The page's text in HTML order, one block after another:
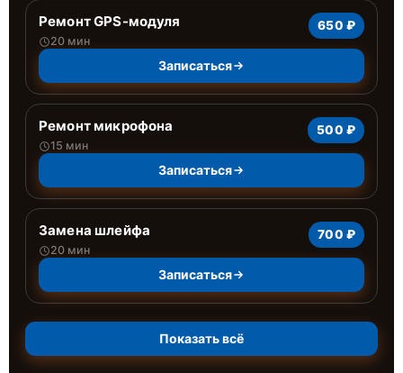
Ремонт GPS-модуля
20 мин
650 ₽
Записаться
Ремонт микрофона
15 мин
500 ₽
Записаться
Замена шлейфа
20 мин
700 ₽
Записаться
Показать всё